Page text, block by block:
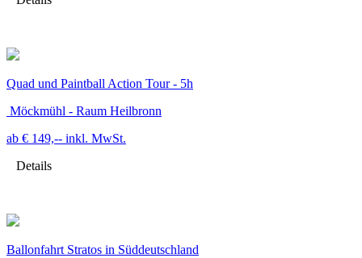
Quad und Paintball Action Tour - 5h
Möckmühl - Raum Heilbronn
ab € 149,-- inkl. MwSt.
Details
Ballonfahrt Stratos in Süddeutschland